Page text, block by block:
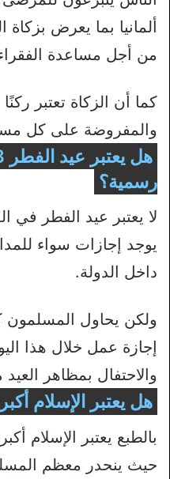
ألمانيا بما يعرض بزكاة
من أجل مساعدة
كما أن الزكاة تعتبر
والمفروضة على كل
رسمية؟
لا يعتبر عيد الفطر في
يوجد إجازات سواء
داخل الدولة.
ولكن يحاول
إجازة عمل خلال هذا
والاحتفال بمظاهر
هل يعتبر الإسلام
بالطبع يعتبر الإسلام
حيث ينحدر معظم